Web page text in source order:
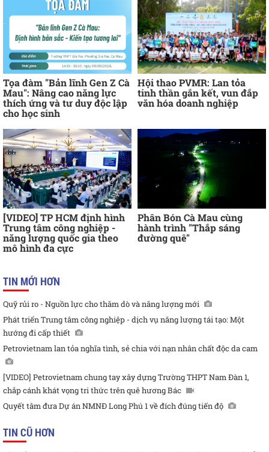
Tọa đàm "Bản lĩnh Gen Z Cà
Mau": Nâng cao năng lực
thích ứng và tư duy độc lập
cho học sinh
Hội thao PVMR: Lan tỏa
tinh thần gắn kết, vun đắp
văn hóa doanh nghiệp
[VIDEO] TP HCM định hình
Trung tâm công nghiệp -
năng lượng quốc gia theo
mô hình đa cực
Phân Bón Cà Mau cùng
hành trình "Thắp sáng
đường quê"
TIN MỚI HƠN
Quỹ rủi ro - Nguồn lực cho thăm dò và năng lượng mới
Phát triển Trung tâm công nghiệp - dịch vụ năng lượng tái tạo: Một
hướng đi cấp thiết
Petrovietnam lan tỏa nghĩa tình, sẻ chia với nạn nhân chất độc da cam
[VIDEO] Petrovietnam chung tay xây dựng Trường THPT Nam Đàn 1,
chắp cánh khát vọng tri thức trên quê hương Bác
Quyết tâm đưa Dự án NMNĐ Long Phú 1 về đích đúng tiến độ
TIN CŨ HƠN